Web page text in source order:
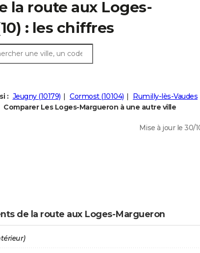
la route aux Loges-
: les chiffres
: Jeugny (10179) Cormost (10104)
Rumilly-lès-Vaudes
Comparer Les Loges-Margueron à une autre ville
Mise à jour le 30/
de la route aux Loges-Margueron